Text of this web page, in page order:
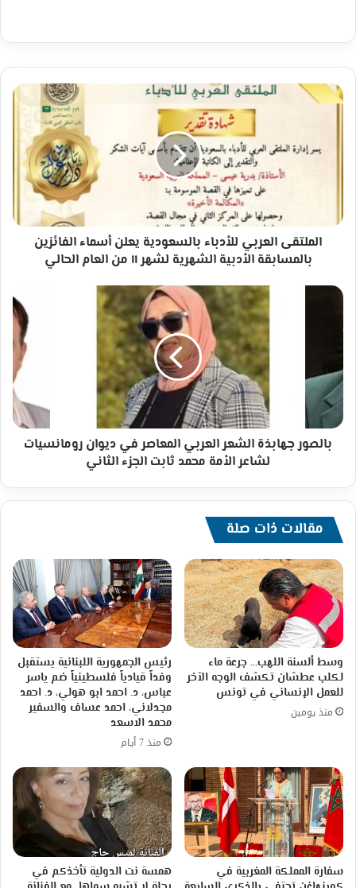
الملتقى
العربي
بالسعودية
الأدبية
الشهرية
من
الحالي
الملتقى العربي للأدباء بالسعودية يعلن أسماء الفائزين
بالمسابقة الأدبية الشهرية لشهر ١١ من العام الحالي
بالصور
جهابذة
الشعر
في
ديوان
رومانسيات
لشاعر
الأمة
الجزء
بالصور جهابذة الشعر العربي المعاصر في ديوان رومانسيات
لشاعر الأمة محمد ثابت الجزء الثاني
مقالات ذات صلة
وسط ألسنة اللهب… جرعة ماء
لكلب عطشان تكشف الوجه الآخر
للعمل الإنساني في تونس
منذ يومين
رئيس الجمهورية اللبنانية يستقبل
وفداً قيادياً فلسطينياً ضم ياسر
عباس، د. احمد ابو هولي، د. احمد
مجدلاني، احمد عساف والسفير
محمد الاسعد
منذ 7 أيام
سفارة المملكة المغربية في
همسة نت الدولية تأخذكم في